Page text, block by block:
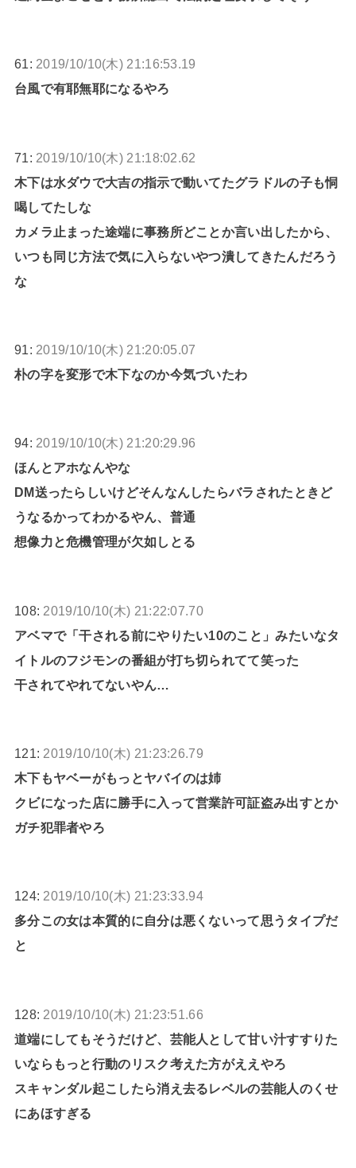
61: 2019/10/10(木) 21:16:53.19
台風で有耶無耶になるやろ
71: 2019/10/10(木) 21:18:02.62
木下は水ダウで大吉の指示で動いてたグラドルの子も恫
喝してたしな
カメラ止まった途端に事務所どことか言い出したから、
いつも同じ方法で気に入らないやつ潰してきたんだろう
な
91: 2019/10/10(木) 21:20:05.07
朴の字を変形で木下なのか今気づいたわ
94: 2019/10/10(木) 21:20:29.96
ほんとアホなんやな
DM送ったらしいけどそんなんしたらバラされたときど
うなるかってわかるやん、普通
想像力と危機管理が欠如しとる
108: 2019/10/10(木) 21:22:07.70
アベマで「干される前にやりたい10のこと」みたいなタ
イトルのフジモンの番組が打ち切られてて笑った
干されてやれてないやん…
121: 2019/10/10(木) 21:23:26.79
木下もヤベーがもっとヤバイのは姉
クビになった店に勝手に入って営業許可証盗み出すとか
ガチ犯罪者やろ
124: 2019/10/10(木) 21:23:33.94
多分この女は本質的に自分は悪くないって思うタイプだ
と
128: 2019/10/10(木) 21:23:51.66
道端にしてもそうだけど、芸能人として甘い汁すすりた
いならもっと行動のリスク考えた方がええやろ
スキャンダル起こしたら消え去るレベルの芸能人のくせ
にあほすぎる